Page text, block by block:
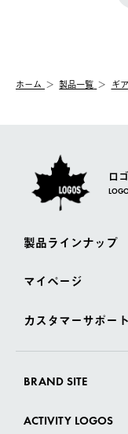
【配送業者】
佐川急便にて配送され
む）は受け付けており
一度お手元の商品を返
ホーム 製品一覧 ギア
ロ
製品ラインナップ
マイページ
カスタマーサポート
BRAND SITE
ACTIVITY LOGOS